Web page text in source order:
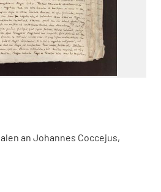
an Johannes Coccejus,